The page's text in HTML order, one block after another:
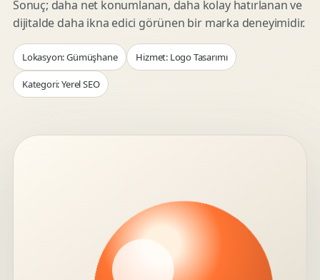
Sonuç; daha net konumlanan, daha kolay hatırlanan ve
dijitalde daha ikna edici görünen bir marka deneyimidir.
Lokasyon: Gümüşhane Hizmet: Logo Tasarımı
Kategori: Yerel SEO